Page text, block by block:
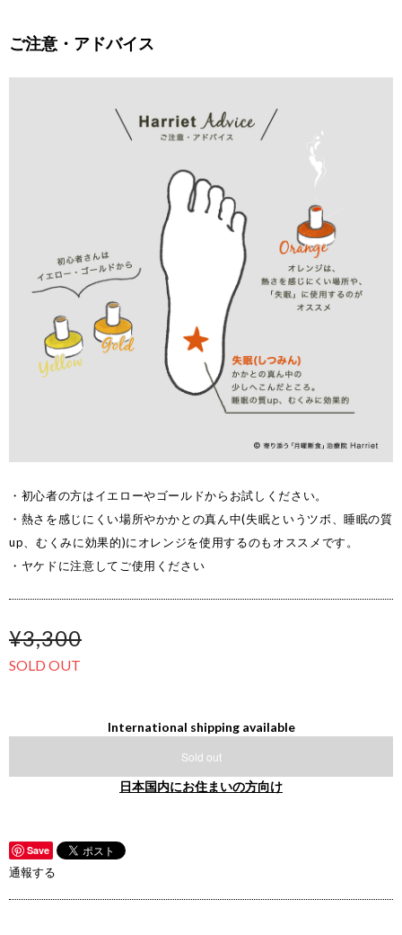
ご注意・アドバイス
・初心者の方はイエローやゴールドからお試しください。
・熱さを感じにくい場所やかかとの真ん中(失眠というツボ、睡眠の質
up、むくみに効果的)にオレンジを使用するのもオススメです。
・ヤケドに注意してご使用ください
¥3,300
SOLD OUT
International shipping available
Sold out
日本国内にお住まいの方向け
Save
通報する